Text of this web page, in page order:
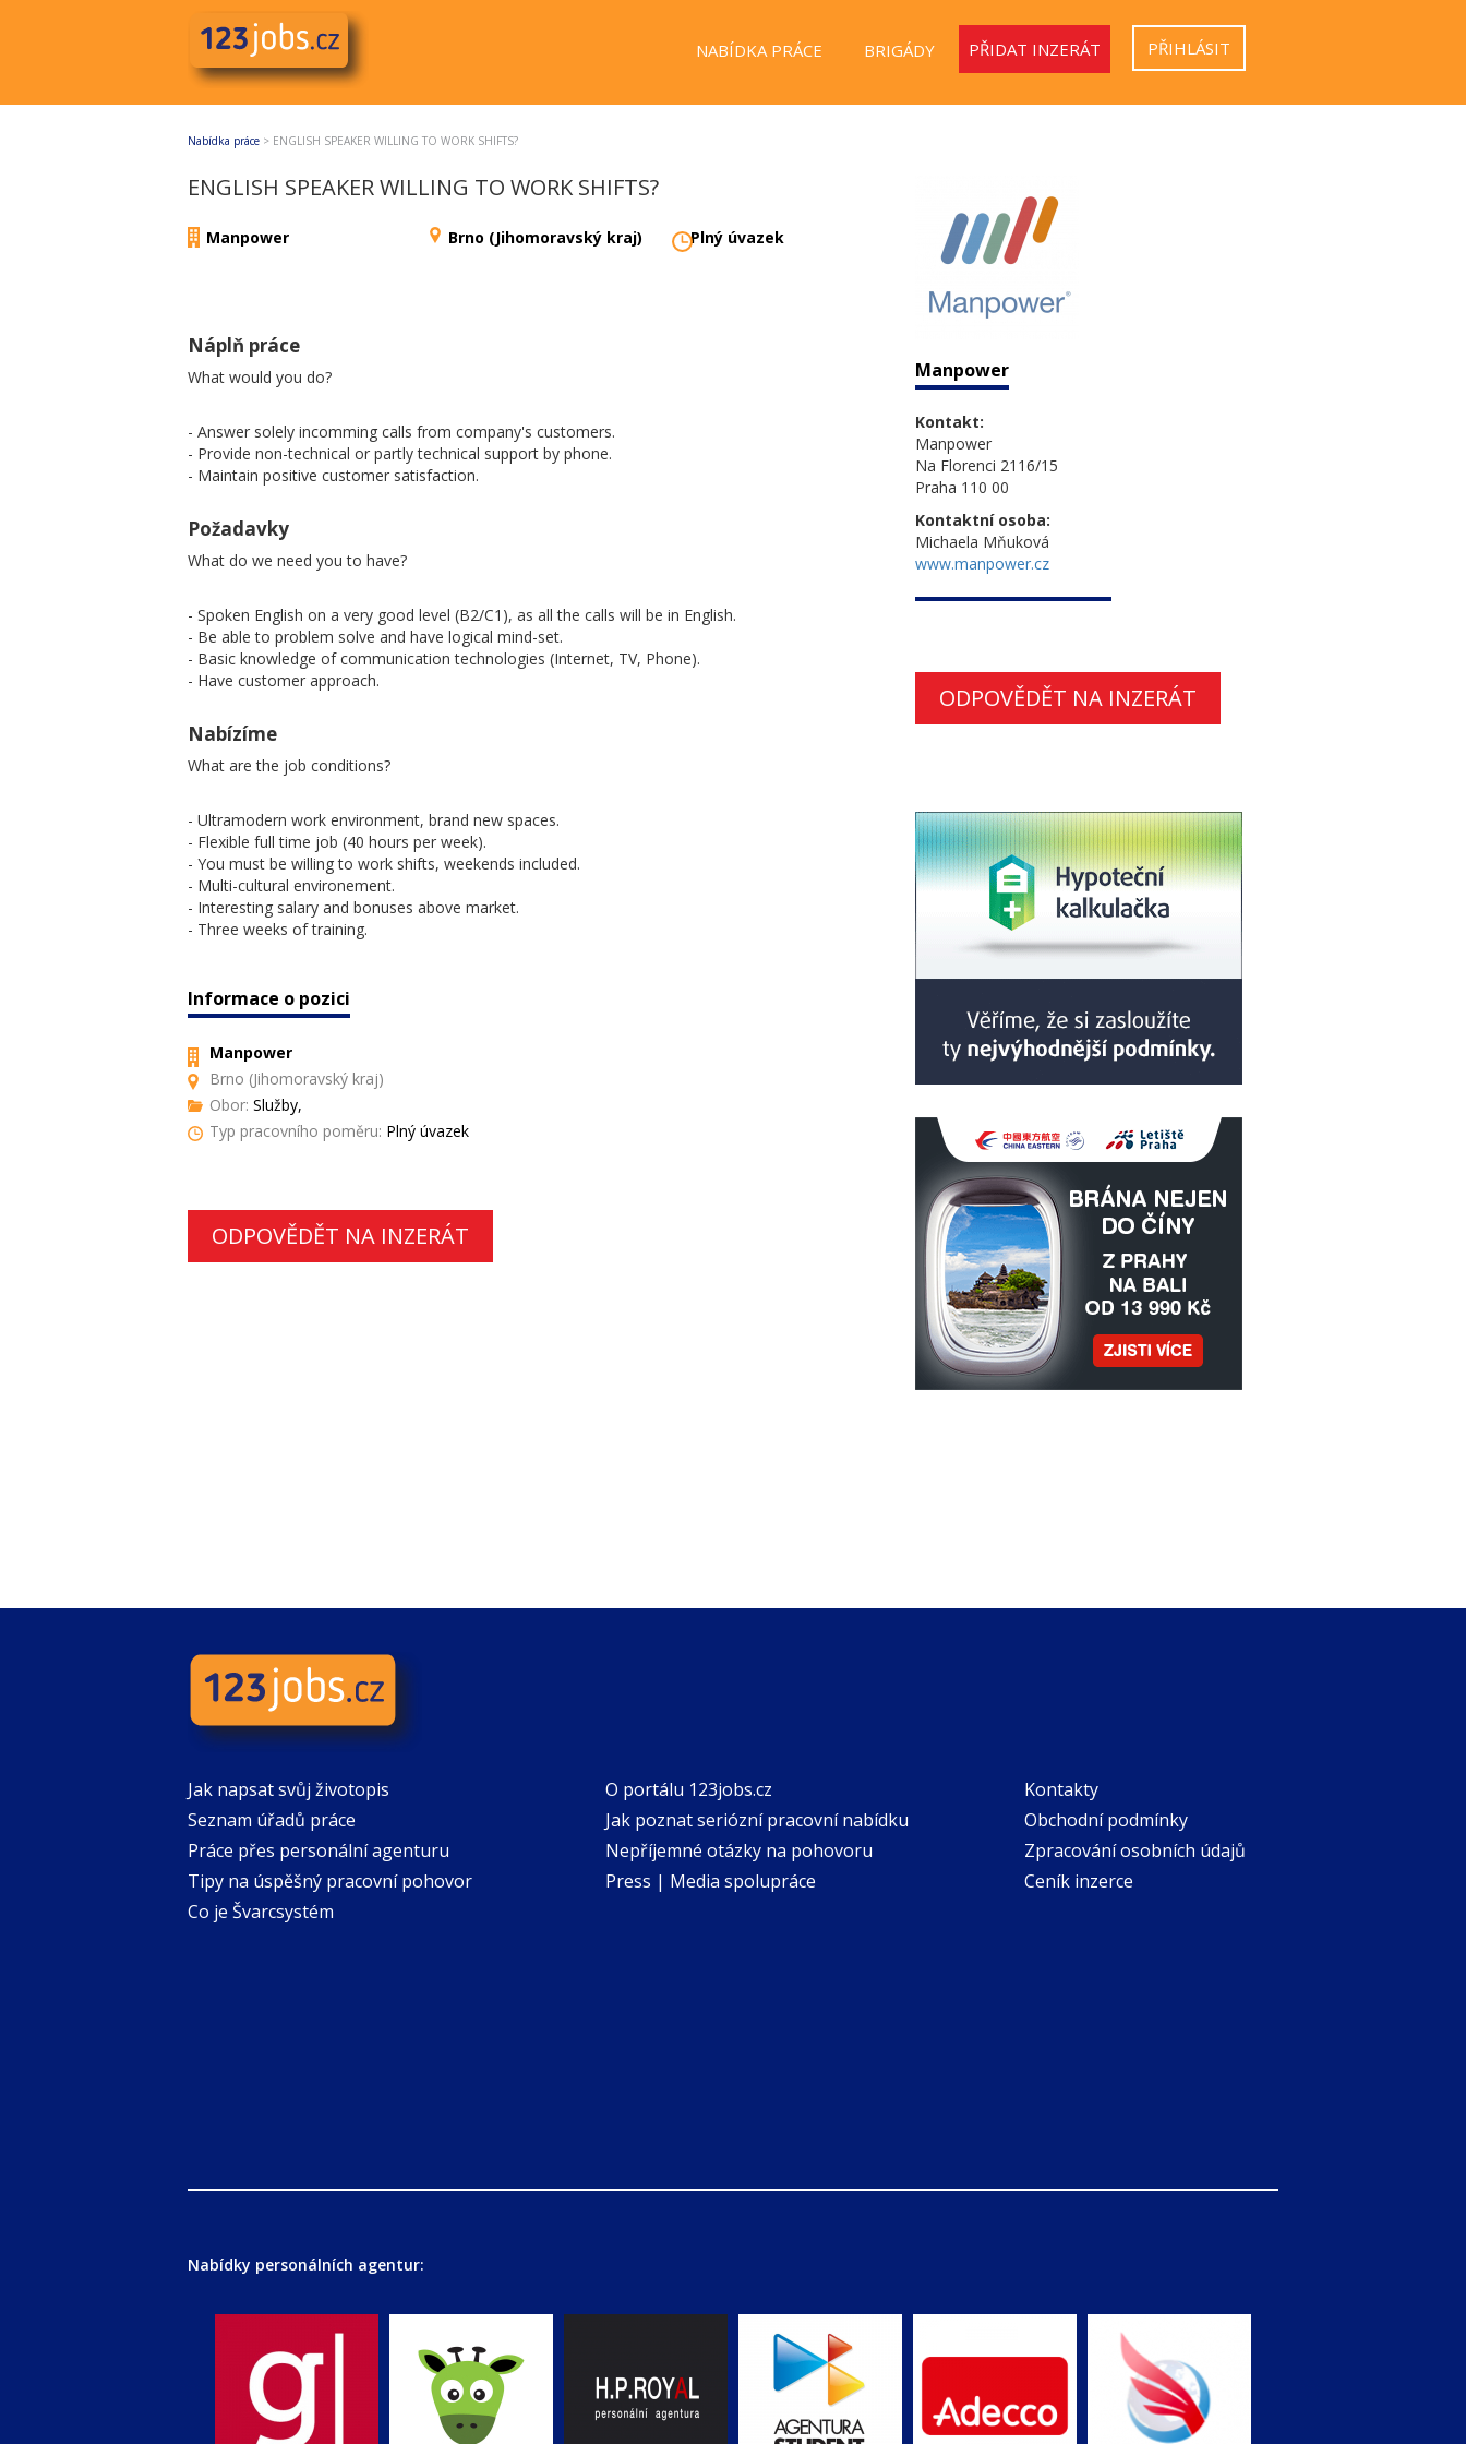
NABÍDKA PRÁCE BRIGÁDY PŘIDAT INZERÁT PŘIHLÁSIT
Nabídka práce > ENGLISH SPEAKER WILLING TO WORK SHIFTS?
ENGLISH SPEAKER WILLING TO WORK SHIFTS?
Manpower Brno (Jihomoravský kraj) Plný úvazek
Náplň práce
What would you do?
- Answer solely incomming calls from company's customers.
- Provide non-technical or partly technical support by phone.
- Maintain positive customer satisfaction.
Požadavky
What do we need you to have?
- Spoken English on a very good level (B2/C1), as all the calls will be in English.
- Be able to problem solve and have logical mind-set.
- Basic knowledge of communication technologies (Internet, TV, Phone).
- Have customer approach.
Nabízíme
What are the job conditions?
- Ultramodern work environment, brand new spaces.
- Flexible full time job (40 hours per week).
- You must be willing to work shifts, weekends included.
- Multi-cultural environement.
- Interesting salary and bonuses above market.
- Three weeks of training.
Informace o pozici
Manpower
Brno (Jihomoravský kraj)
Obor: Služby,
Typ pracovního poměru: Plný úvazek
ODPOVĚDĚT NA INZERÁT
Manpower
Kontakt:
Manpower
Na Florenci 2116/15
Praha 110 00
Kontaktní osoba:
Michaela Mňuková
www.manpower.cz
ODPOVĚDĚT NA INZERÁT
Jak napsat svůj životopis
Seznam úřadů práce
Práce přes personální agenturu
Tipy na úspěšný pracovní pohovor
Co je Švarcsystém
O portálu 123jobs.cz
Jak poznat seriózní pracovní nabídku
Nepříjemné otázky na pohovoru
Press | Media spolupráce
Kontakty
Obchodní podmínky
Zpracování osobních údajů
Ceník inzerce
Nabídky personálních agentur: